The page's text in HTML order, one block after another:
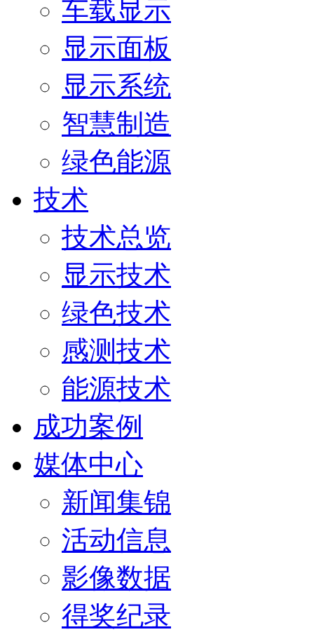
车载显示
显示面板
显示系统
智慧制造
绿色能源
技术
技术总览
显示技术
绿色技术
感测技术
能源技术
成功案例
媒体中心
新闻集锦
活动信息
影像数据
得奖纪录